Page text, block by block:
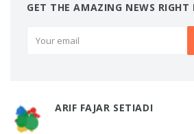
GET THE AMAZING NEWS RIGHT
ARIF FAJAR SETIADI